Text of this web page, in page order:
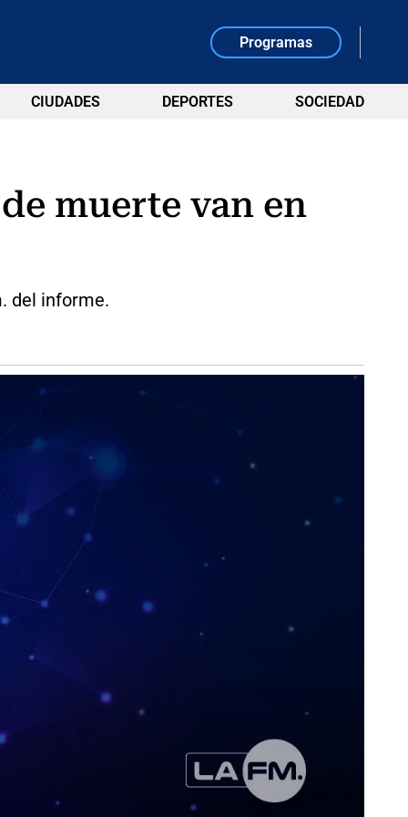
Programas
CIUDADES DEPORTES SOCIEDAD
muerte van en
del informe.